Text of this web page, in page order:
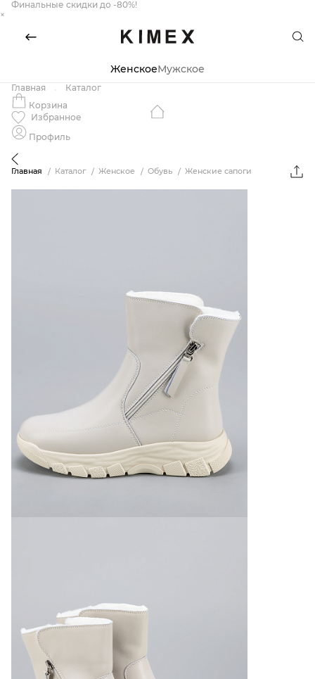
Финальные скидки до -80%!
×
ЖенскоеМужское
Главная
Каталог
Корзина
Избранное
Профиль
Главная Каталог Женское Обувь Женские сапоги